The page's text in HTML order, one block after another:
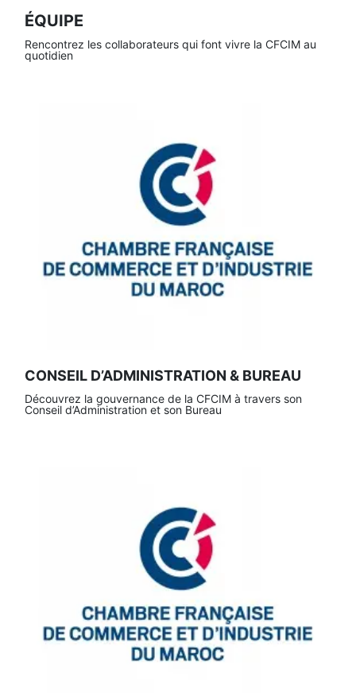
ÉQUIPE
Rencontrez les collaborateurs qui font vivre la CFCIM au
quotidien
CONSEIL D’ADMINISTRATION & BUREAU
Découvrez la gouvernance de la CFCIM à travers son
Conseil d’Administration et son Bureau